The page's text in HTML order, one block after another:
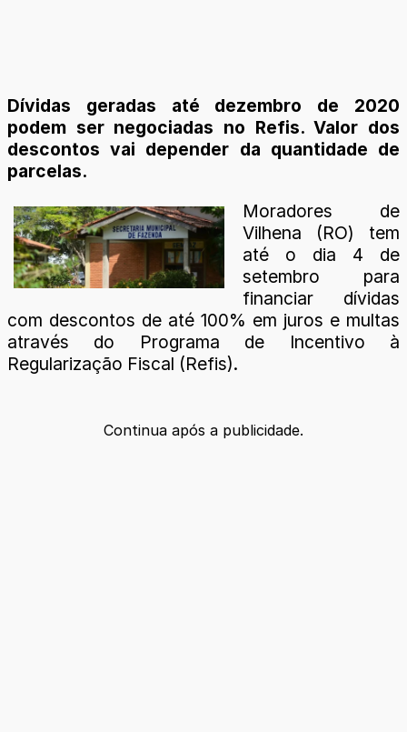
Dívidas geradas até dezembro de 2020
podem ser negociadas no Refis. Valor dos
descontos vai depender da quantidade de
parcelas.
Moradores de
Vilhena (RO) tem
até o dia 4 de
setembro para
financiar dívidas
com descontos de até 100% em juros e multas
através do Programa de Incentivo à
Regularização Fiscal (Refis).
Continua após a publicidade.